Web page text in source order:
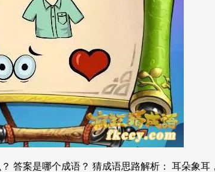
答案是哪个成语？ 猜成语思路解析： 耳朵象